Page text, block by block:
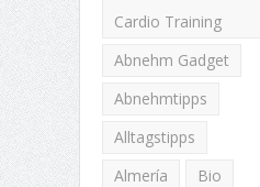
Cardio Training
Abnehm Gadget
Abnehmtipps
Alltagstipps
Almería
Bio